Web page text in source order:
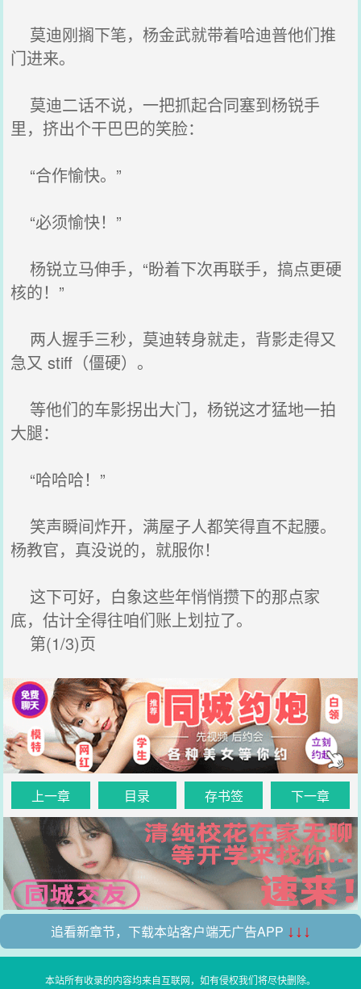
莫迪刚搁下笔，杨金武就带着哈迪普他们推
门进来。
莫迪二话不说，一把抓起合同塞到杨锐手
里，挤出个干巴巴的笑脸：
“合作愉快。”
“必须愉快！”
杨锐立马伸手，“盼着下次再联手，搞点更硬
核的！”
两人握手三秒，莫迪转身就走，背影走得又
急又 stiff（僵硬）。
等他们的车影拐出大门，杨锐这才猛地一拍
大腿：
“哈哈哈！”
笑声瞬间炸开，满屋子人都笑得直不起腰。
杨教官，真没说的，就服你！
这下可好，白象这些年悄悄攒下的那点家
底，估计全得往咱们账上划拉了。
第(1/3)页
上一章 目录 存书签 下一章
追看新章节，下载本站客户端无广告APP ↓↓↓
本站所有收录的内容均来自互联网，如有侵权我们将尽快删除。